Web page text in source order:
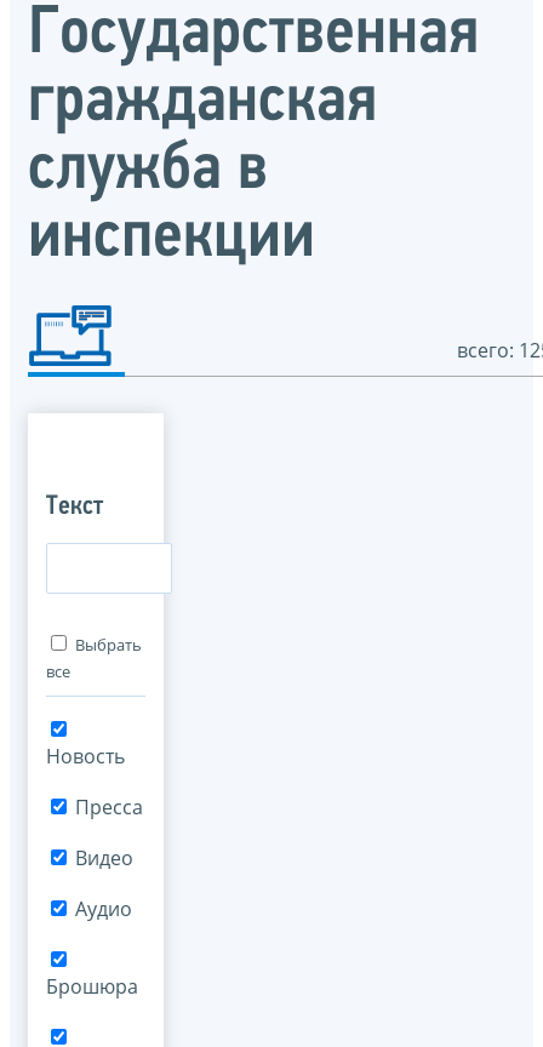
Государственная
гражданская
служба в
инспекции
всего:
Текст
Выбрать
все
Новость
Пресса
Видео
Аудио
Брошюра